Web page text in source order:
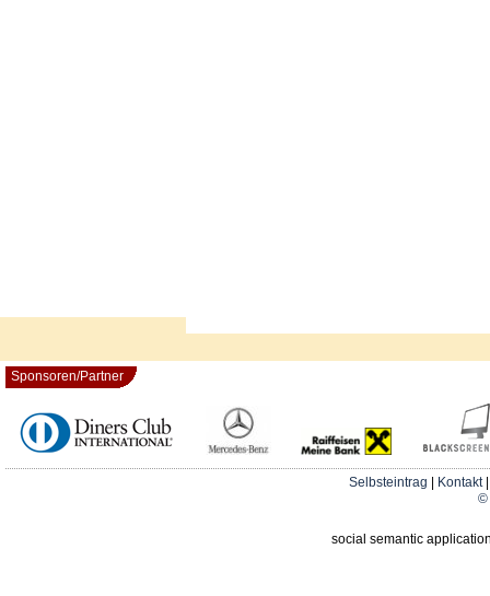
Sponsoren/Partner
Selbsteintrag Kontakt
©
social semantic